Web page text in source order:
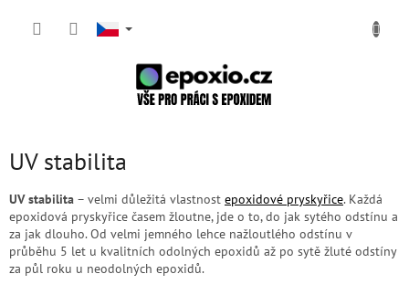
UV stabilita
UV stabilita – velmi důležitá vlastnost epoxidové pryskyřice. Každá
epoxidová pryskyřice časem žloutne, jde o to, do jak sytého odstínu a
za jak dlouho. Od velmi jemného lehce nažloutlého odstínu v
průběhu 5 let u kvalitních odolných epoxidů až po sytě žluté odstíny
za půl roku u neodolných epoxidů.